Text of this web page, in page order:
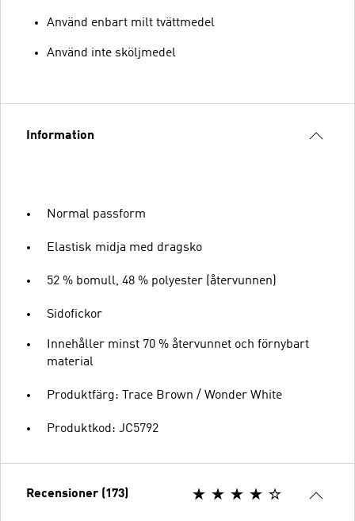
Använd enbart milt tvättmedel
Använd inte sköljmedel
Information
Normal passform
Elastisk midja med dragsko
52 % bomull, 48 % polyester (återvunnen)
Sidofickor
Innehåller minst 70 % återvunnet och förnybart
material
Produktfärg: Trace Brown / Wonder White
Produktkod: JC5792
Recensioner (173)